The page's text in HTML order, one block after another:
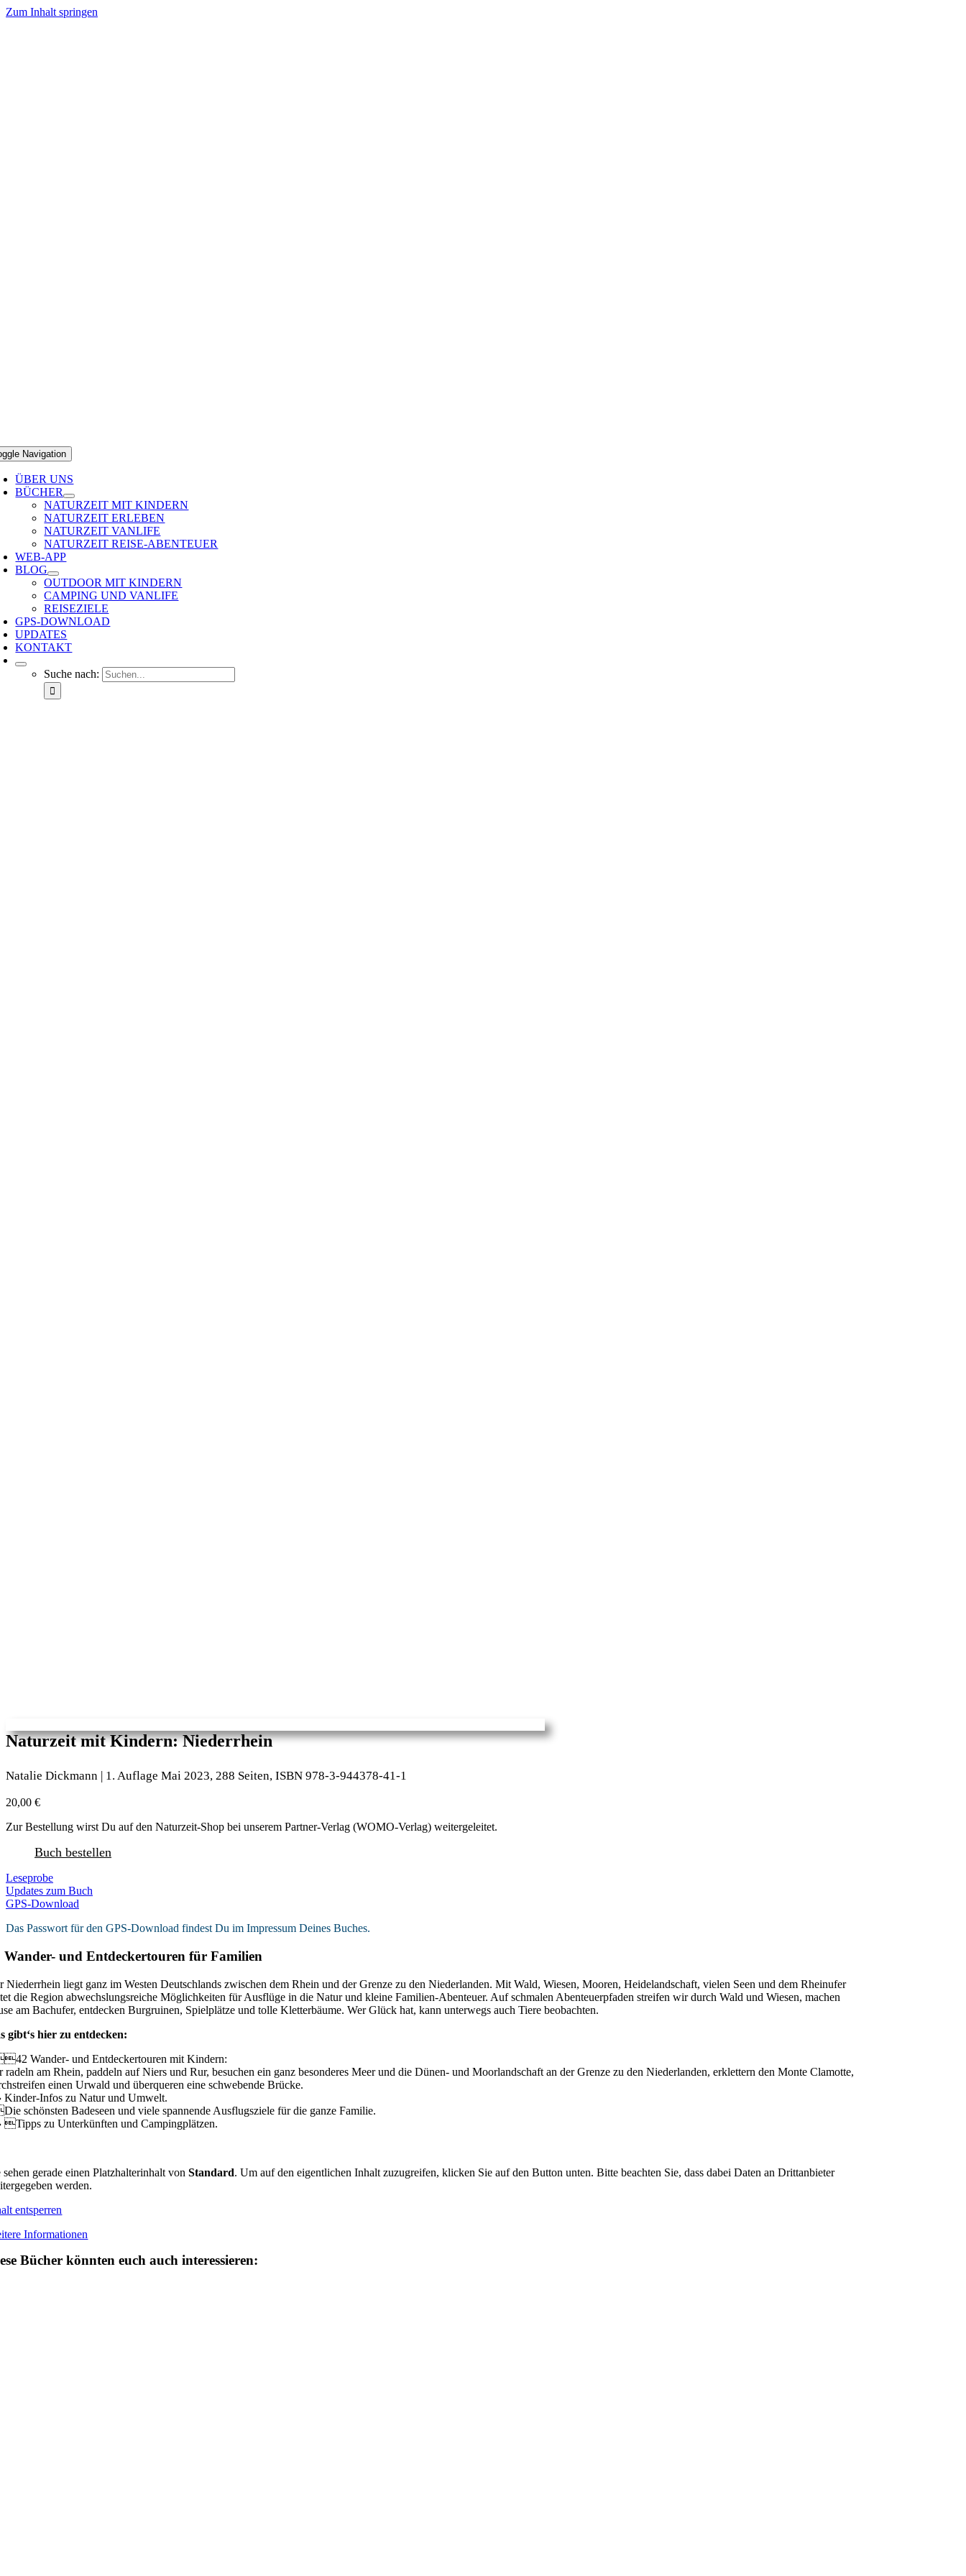
Zum Inhalt springen
Navigation
ÜBER UNS
BÜCHER
NATURZEIT MIT KINDERN
NATURZEIT ERLEBEN
NATURZEIT VANLIFE
NATURZEIT REISE-ABENTEUER
WEB-APP
BLOG
OUTDOOR MIT KINDERN
CAMPING UND VANLIFE
REISEZIELE
GPS-DOWNLOAD
UPDATES
KONTAKT
Suche nach:
Naturzeit mit Kindern: Niederrhein
Natalie Dickmann | 1. Auflage Mai 2023, 288 Seiten, ISBN 978-3-944378-41-1
20,00 €
Zur Bestellung wirst Du auf den Naturzeit-Shop bei unserem Partner-Verlag (WOMO-Verlag) weitergeleitet.
Buch bestellen
Leseprobe
Updates zum Buch
GPS-Download
Das Passwort für den GPS-Download findest Du im Impressum Deines Buches.
Wander- und Entdeckertouren für Familien
Niederrhein liegt ganz im Westen Deutschlands zwischen dem Rhein und der Grenze zu den Niederlanden. Mit Wald, Wiesen, Mooren, Heidelandschaft, vielen Seen und dem Rheinufer
die Region abwechslungsreiche Möglichkeiten für Ausflüge in die Natur und kleine Familien-Abenteuer. Auf schmalen Abenteuerpfaden streifen wir durch Wald und Wiesen, machen
am Bach­ufer, entdecken Burgruinen, Spielplätze und tolle Kletterbäume. Wer Glück hat, kann unterwegs auch Tiere beobachten.
gibt‘s hier zu entdecken:
Wander- und Entdeckertouren mit Kindern:
radeln am Rhein, paddeln auf Niers und Rur, besu­chen ein ganz besonderes Meer und die Dünen- und Moorlandschaft an der Grenze zu den Niederlanden, erklettern den Monte Clamotte,
einen Urwald und überqueren eine schwebende Brücke.
Kinder-Infos zu Natur und Umwelt.
schönsten Badeseen und viele spannende Ausflugsziele für die ganze Familie.
Tipps zu Unterkünften und Campingplätzen.
sehen gerade einen Platzhalterinhalt vonStandard. Um auf den eigentlichen Inhalt zuzugreifen, klicken Sie auf den Button unten. Bitte beachten Sie, dass dabei Daten an Drittanbieter
werden.
entsperren
Informationen
Bücher könnten euch auch interessieren: